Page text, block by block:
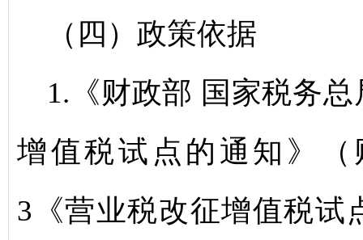
（四）政策依据
1.《财政部 国家税务
增值税试点的通知》（
3《营业税改征增值税试